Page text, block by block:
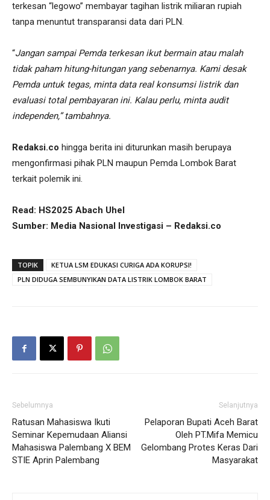
terkesan “legowo” membayar tagihan listrik miliaran rupiah
tanpa menuntut transparansi data dari PLN.
“Jangan sampai Pemda terkesan ikut bermain atau malah
tidak paham hitung-hitungan yang sebenarnya. Kami desak
Pemda untuk tegas, minta data real konsumsi listrik dan
evaluasi total pembayaran ini. Kalau perlu, minta audit
independen,” tambahnya.
Redaksi.co hingga berita ini diturunkan masih berupaya
mengonfirmasi pihak PLN maupun Pemda Lombok Barat
terkait polemik ini.
Read: HS2025 Abach Uhel
Sumber: Media Nasional Investigasi – Redaksi.co
TOPIK
KETUA LSM EDUKASI CURIGA ADA KORUPSI!
PLN DIDUGA SEMBUNYIKAN DATA LISTRIK LOMBOK BARAT
Sebelumnya
Ratusan Mahasiswa Ikuti
Seminar Kepemudaan Aliansi
Mahasiswa Palembang X BEM
STIE Aprin Palembang
Selanjutnya
Pelaporan Bupati Aceh Barat
Oleh PT.Mifa Memicu
Gelombang Protes Keras Dari
Masyarakat